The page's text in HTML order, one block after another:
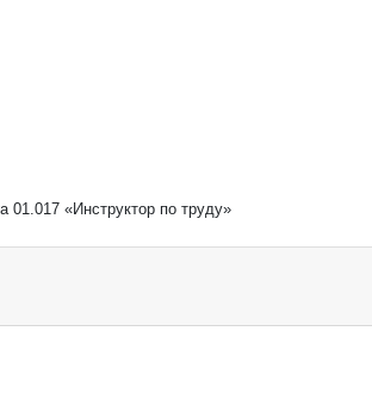
01.017 «Инструктор по труду»